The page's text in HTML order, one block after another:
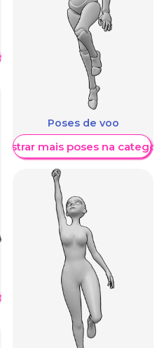
Poses de voo
Mostrar mais poses na